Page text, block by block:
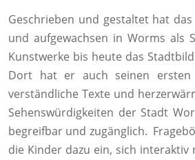
Geschrieben und gestaltet hat
und aufgewachsen in Worms als
Kunstwerke bis heute das
Dort hat er auch seinen ersten
verständliche Texte und
Sehenswürdigkeiten der Stadt
begreifbar und zugänglich.
die Kinder dazu ein, sich